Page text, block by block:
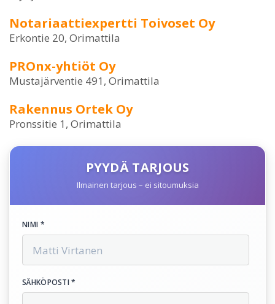
Notariaattiexpertti Toivoset Oy
Erkontie 20, Orimattila
PROnx-yhtiöt Oy
Mustajärventie 491, Orimattila
Rakennus Ortek Oy
Pronssitie 1, Orimattila
PYYDÄ TARJOUS
Ilmainen tarjous – ei sitoumuksia
NIMI *
SÄHKÖPOSTI *